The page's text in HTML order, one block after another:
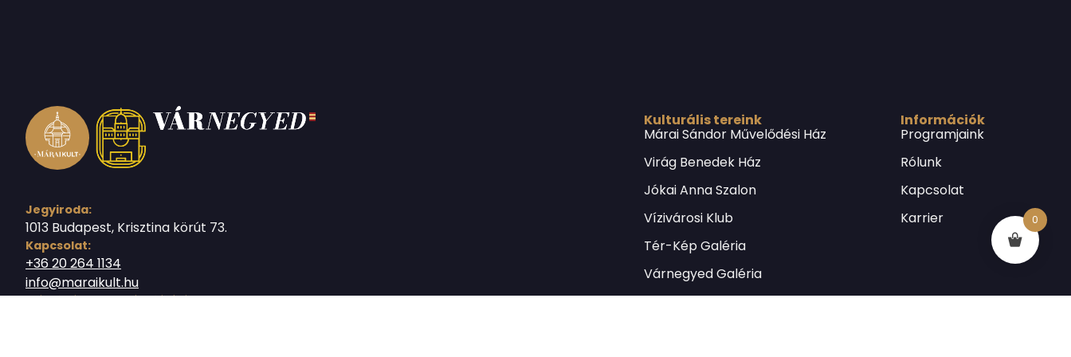
Jegyiroda:
1013 Budapest, Krisztina körút 73.
Kapcsolat:
+36 20 264 1134
info@maraikult.hu
Márai Sándor Emlékkiállítás:
Kulturális tereink
Márai Sándor Művelődési Ház
Virág Benedek Ház
Jókai Anna Szalon
Vízivárosi Klub
Tér-Kép Galéria
Várnegyed Galéria
Borsos Miklós Emléklakás
Információk
Programjaink
Rólunk
Kapcsolat
Karrier
0